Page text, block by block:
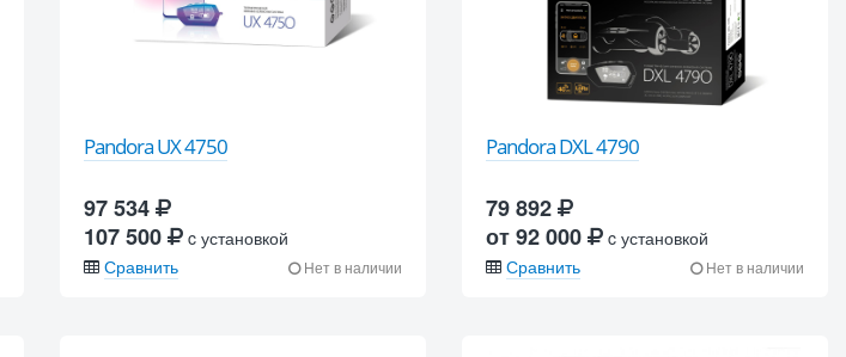
Pandora UX 4750
97 534
107 500
c установкой
Сравнить
Нет в наличии
Pandora DXL 4790
79 892
от 92 000
c установкой
Сравнить
Нет в наличии